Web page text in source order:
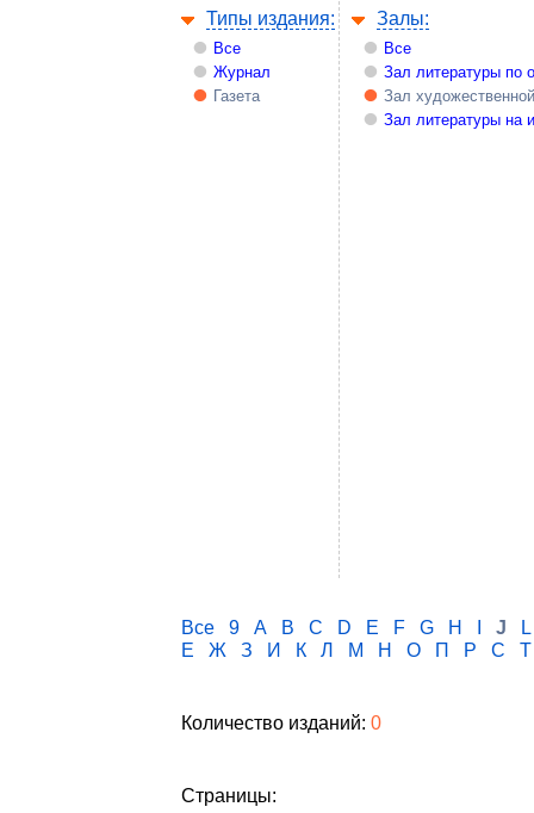
Типы издания:
Все
Журнал
Газета
Залы:
Все
Зал литературы по
Зал
Зал литературы на
Все 9 A B C D E F G H J
L
Е
Ж З И К Л М Н О П Р С Т
Количество изданий: 0
Страницы: